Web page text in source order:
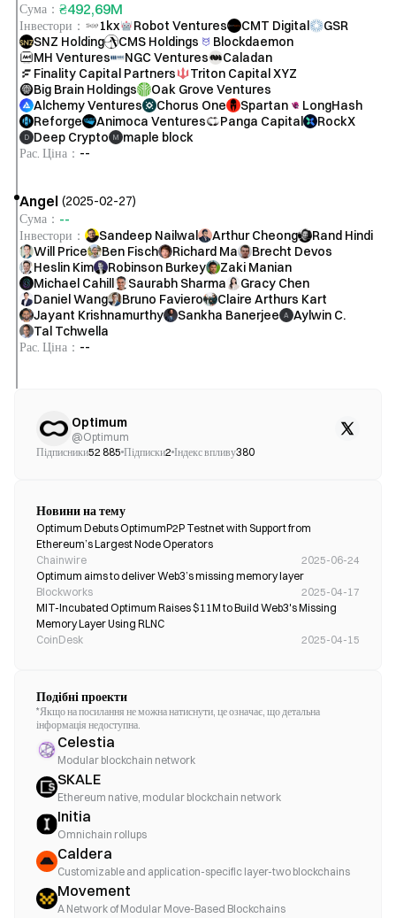
Optimum
@Optimum
Підписники52 885 Підписки2 Індекс впливу380
Новини на тему
Optimum Debuts OptimumP2P Testnet with Support from
Ethereum’s Largest Node Operators
Chainwire
2025-06-24
Optimum aims to deliver Web3’s missing memory layer
Blockworks
2025-04-17
MIT-Incubated Optimum Raises $11M to Build Web3's Missing
Memory Layer Using RLNC
CoinDesk
2025-04-15
Подібні проекти
*Якщо на посилання не можна натиснути, це означає, що детальна
інформація недоступна.
Celestia
Modular blockchain network
SKALE
Ethereum native, modular blockchain network
Initia
Omnichain rollups
Caldera
Customizable and application-specific layer-two blockchains
Movement
A Network of Modular Move-Based Blockchains
Сума ： ₴492,69M
Інвестори ： 1kx Robot Ventures CMT Digital
GSR
SNZ Holding
CMS Holdings
Blockdaemon
MH Ventures
NGC Ventures
Caladan
Finality Capital Partners
Triton Capital XYZ
Big Brain Holdings
Oak Grove Ventures
Alchemy Ventures
Chorus One Spartan
LongHash
Reforge
Animoca Ventures Panga Capital RockX
D Deep Crypto M maple block
Рас. Ціна ： --
Angel (2025-02-27)
Сума ： --
Інвестори ： Sandeep Nailwal Arthur Cheong
Rand Hindi
Will Price
Ben Fisch Richard Ma
Brecht Devos
Heslin Kim
Robinson Burkey
Zaki Manian
Michael Cahill
Saurabh Sharma
Gracy Chen
Daniel Wang
Bruno Faviero
Claire Arthurs Kart
Jayant Krishnamurthy
Sankha Banerjee A Aylwin C.
Tal Tchwella
Рас. Ціна ： --